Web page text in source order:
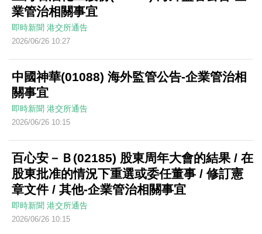
業管治相關事宜
即時新聞 港交所通告
2026/06/26 10:27
中國神華(01088) 海外監管公告-企業管治相
關事宜
即時新聞 港交所通告
2026/06/26 10:15
百心安－Ｂ(02185) 股東周年大會的結果 / 在
股東批准的情況下重選或委任董事 / 修訂憲
章文件 / 其他-企業管治相關事宜
即時新聞 港交所通告
2026/06/26 10:15